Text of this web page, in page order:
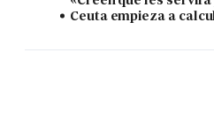
Ceuta empieza a